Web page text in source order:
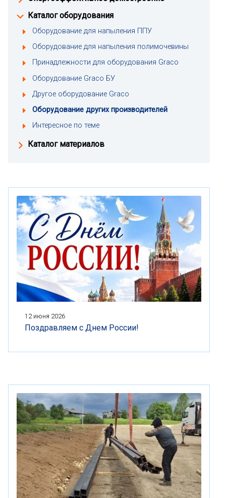
Каталог оборудования
Оборудование для напыления ППУ
Оборудование для напыления полимочевины
Принадлежности для оборудования Graco
Оборудование Graco БУ
Другое оборудование Graco
Оборудование других производителей
Интересное по теме
Каталог материалов
12 июня 2026
Поздравляем с Днем России!